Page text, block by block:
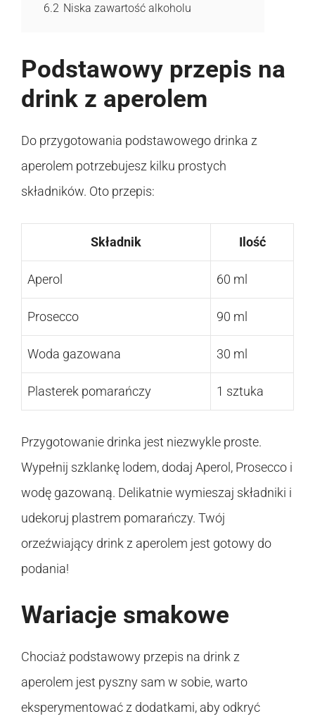
6.2 Niska zawartość alkoholu
Podstawowy przepis na
drink z aperolem
Do przygotowania podstawowego drinka z
aperolem potrzebujesz kilku prostych
składników. Oto przepis:
Składnik Ilość
Aperol 60 ml
Prosecco 90 ml
Woda gazowana 30 ml
Plasterek pomarańczy 1 sztuka
Przygotowanie drinka jest niezwykle proste.
Wypełnij szklankę lodem, dodaj Aperol, Prosecco i
wodę gazowaną. Delikatnie wymieszaj składniki i
udekoruj plastrem pomarańczy. Twój
orzeźwiający drink z aperolem jest gotowy do
podania!
Wariacje smakowe
Chociaż podstawowy przepis na drink z
aperolem jest pyszny sam w sobie, warto
eksperymentować z dodatkami, aby odkryć